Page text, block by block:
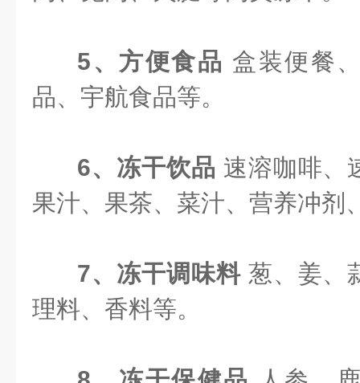
5、方便食品 盒装便餐
品、宇航食品等。
6、冻干饮品 速溶咖啡、
果汁、果茶、菜汁、营养冲剂
7、冻干调味料葱、姜、
理料、香料等。